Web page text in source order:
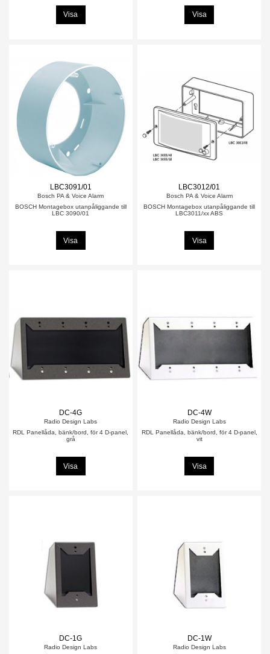
Visa Visa
LBC3091/01
Bosch PA & Voice Alarm
BOSCH Montagebox utanpåliggande till
LBC 3090/01
Visa
LBC3012/01
Bosch PA & Voice Alarm
BOSCH Montagebox utanpåliggande till
LBC3011/xx ABS
Visa
DC-4G
Radio Design Labs
RDL Panellåda, bänk/bord, för 4 D-panel,
grå
Visa
DC-4W
Radio Design Labs
RDL Panellåda, bänk/bord, för 4 D-panel,
vit
Visa
DC-1G
Radio Design Labs
DC-1W
Radio Design Labs